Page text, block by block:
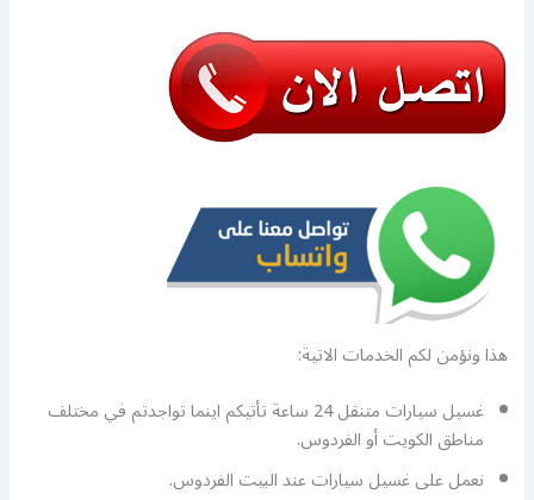
هذا ونؤمن لكم الخدمات الاتية:
غسيل سيارات متنقل 24 ساعة تأتيكم اينما تواجدتم في مختلف
مناطق الكويت أو الفردوس.
نعمل على غسيل سيارات عند البيت الفردوس.